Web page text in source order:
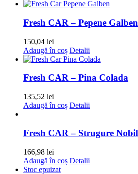
Fresh CAR – Pepene Galben
150,04 lei
Adaugă în coș Detalii
Fresh CAR – Pina Colada
135,52 lei
Adaugă în coș Detalii
Fresh CAR – Strugure Nobil
166,98 lei
Adaugă în coș Detalii
Stoc epuizat